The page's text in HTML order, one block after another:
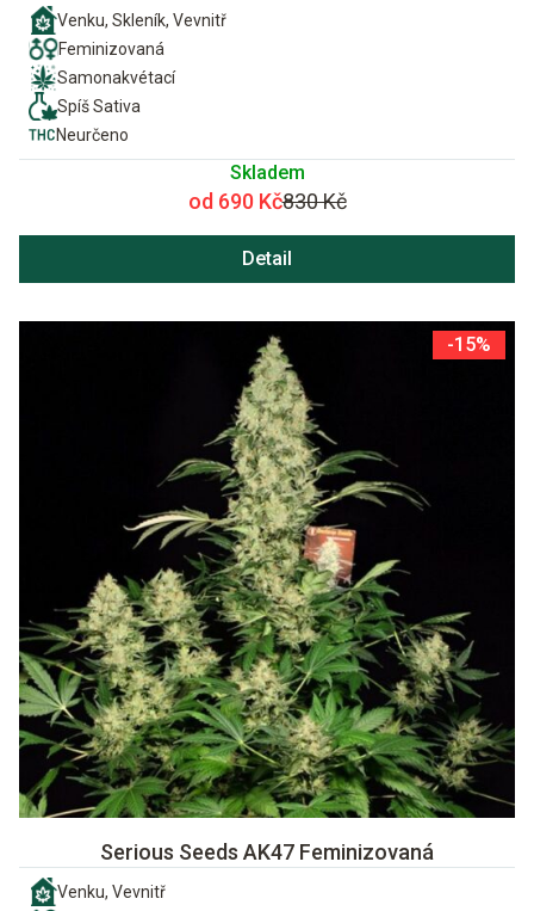
Venku, Skleník, Vevnitř
Feminizovaná
Samonakvétací
Spíš Sativa
Neurčeno
Skladem
od 690 Kč830 Kč
Detail
-15%
Serious Seeds AK47 Feminizovaná
Venku, Vevnitř